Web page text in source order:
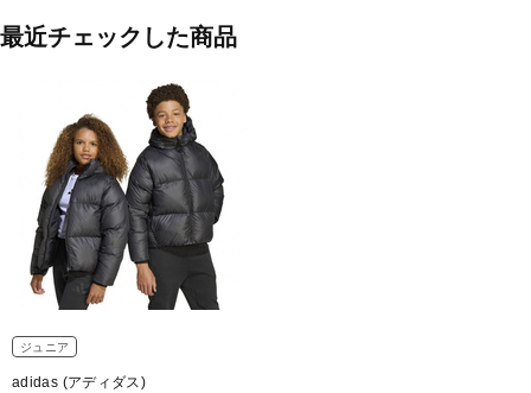
最近チェックした商品
ジュニア
adidas (アディダス)